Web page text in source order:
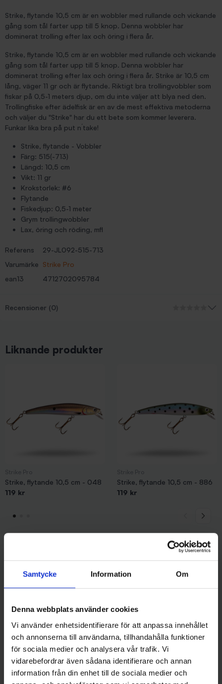
Samtycke Information Om
Denna webbplats använder cookies
Vi använder enhetsidentifierare för att anpassa innehållet
och annonserna till användarna, tillhandahålla funktioner
för sociala medier och analysera vår trafik. Vi
vidarebefordrar även sådana identifierare och annan
information från din enhet till de sociala medier och
Strike, flytande 10,5 cm är en wobbler med rullande och vickande
gång som tål farter upp till 5 knop. Denna wobbler har
dominerat trolling efter lax och öring i flera år.
Strike, flytande 10,5 cm är en wobbler med rullande och vickande
gång som tål farter upp till 5 knop. Denna wobbler har
dominerat trolling efter lax och öring i flera år. Strike är 10,5 cm
lång, väger 11 gr och är flytande. Riktigt bra trollingvobbler som
fiskar på 0,5-1 meters djup, om du inte väljer att blya ned den.
Trollingfiske efter ädelfisk är en av de mest effektiva metoderna
och väljer du "Strike" har du ett bete som kommer leverera.
Funkar lika bra på put n´take!
Strike, flytande - Vobbler
Färg: 515(-713)
Längd: 10,5 cm
Vikt: 11 gr
Krokstorlek: #6
Flytande
Fiskedjup: 0,5-1 meter
Grym trollingwobbler
Lax, öring och röding, mfl
Referens
29-JL092-515-713
Varumärke Strike Pro
ean13
4712702095784
Recensioner (0)
Liknande produkter
Strike, flytande 10,5 cm - 048
119 kr
Strike, flytande 10,5 cm - 886
119 kr
Andra gillade även